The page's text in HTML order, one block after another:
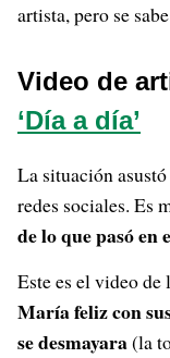
artista, pero se
Video de
‘Día a día’
La situación
redes sociales. Es
de lo que pasó
Este es el video
María feliz con
se desmayara(la